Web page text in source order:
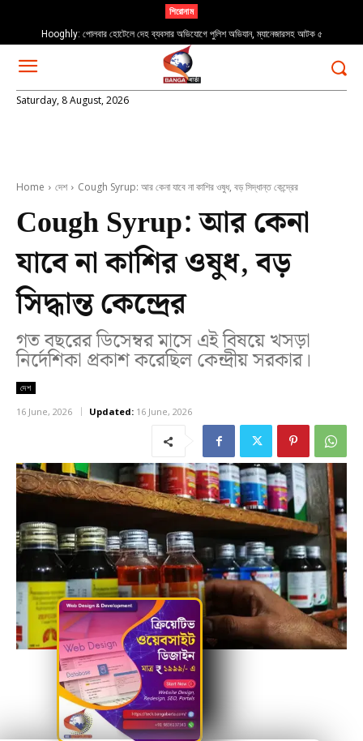
শিরোনাম
Hooghly: পোলবার হোটেলে দেহ ব্যবসার অভিযোগে পুলিশ অভিযান, ম্যানেজারসহ আটক ৫
Rabindranath Tagore: “যখন পড়বে না গো পায়ের চিহ্ন…” ২২শে শ্রাবণ স্মরণে
Saturday, 8 August, 2026
Home দেশ Cough Syrup: আর কেনা যাবে না কাশির ওষুধ, বড় সিদ্ধান্ত কেন্দ্রের
Cough Syrup: আর কেনা
যাবে না কাশির ওষুধ, বড়
সিদ্ধান্ত কেন্দ্রের
গত বছরের ডিসেম্বর মাসে এই বিষয়ে খসড়া
নির্দেশিকা প্রকাশ করেছিল কেন্দ্রীয় সরকার।
দেশ
16 June, 2026 Updated: 16 June, 2026